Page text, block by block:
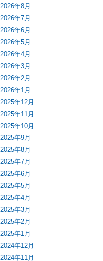
2026年8月
2026年7月
2026年6月
2026年5月
2026年4月
2026年3月
2026年2月
2026年1月
2025年12月
2025年11月
2025年10月
2025年9月
2025年8月
2025年7月
2025年6月
2025年5月
2025年4月
2025年3月
2025年2月
2025年1月
2024年12月
2024年11月